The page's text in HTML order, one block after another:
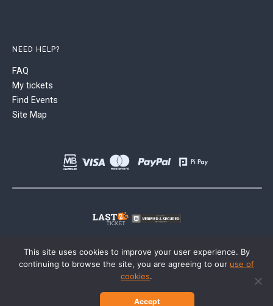
NEED HELP?
FAQ
My tickets
Find Events
Site Map
This site uses cookies to improve your user experience. By
continuing to browse the site, you are agreeing to our use of
cookies.
Accept